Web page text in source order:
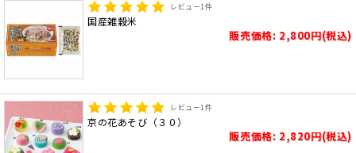
レビュー1件
国産雑穀米
販売価格: 2,800円(税込)
レビュー1件
京の花あそび（３０）
販売価格: 2,820円(税込)